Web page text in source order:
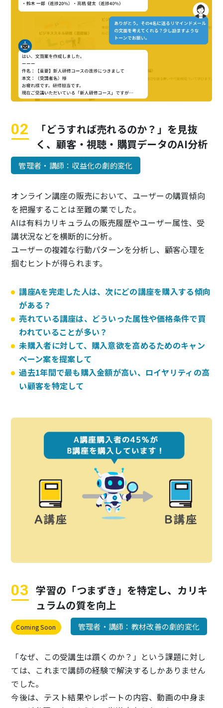
「どうすれば売れるのか？」を見抜
く、 顧客・視聴・購買データのAI分析
管理者・講師：収益化の劇的変化
オンライン講座の販売において、ユーザーの購買傾向
を把握することは至難の業でした。
AIは有料カリキュラムの販売履歴やユーザー属性、受
講状況などを横断的に分析。
ユーザーの複雑な行動パターンを分析し、顧客心理を
掴むヒントが得られます。
講座Aを完走した人は、次にどの講座を購入する傾向
がある？
売れている講座は、どういった属性や価格条件で買
われていることが多い？
未購入者に対して、購入意欲を高めるためのキャン
ペーン案を提案して
過去1年間で最も購入金額が高い、ロイヤリティの高
い顧客を特定して
学習の「つまずき」を特定し、 カリキ
ュラムの質を向上
Coming Soon 管理者・講師：教材改善の劇的変化
「なぜ、この受講生は躓くのか？」という課題に対し
ては、これまで講師の経験で解決するしかありません
でした。
今後は、テスト結果やレポートの内容、動画の中身ま